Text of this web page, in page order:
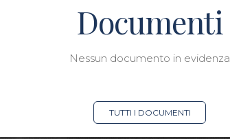
Documenti
Nessun documento in evidenza
TUTTI I DOCUMENTI